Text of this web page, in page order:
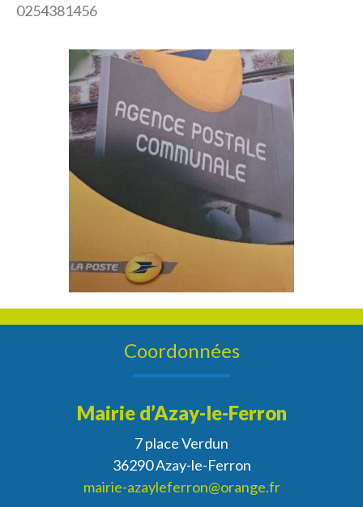
0254381456
Coordonnées
Mairie d’Azay-le-Ferron
7 place Verdun
36290 Azay-le-Ferron
mairie-azayleferron@orange.fr